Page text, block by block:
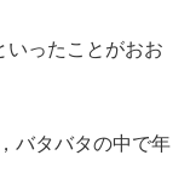
いったことがおお
バタバタの中で年